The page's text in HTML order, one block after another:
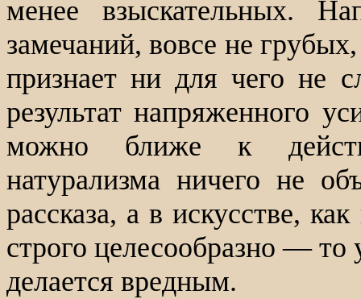
менее взыскательных.
замечаний, вовсе не
признает ни для чего не
результат напряженного
можно ближе к
натурализма ничего не
рассказа, а в искусстве,
строго целесообразно —
делается вредным.